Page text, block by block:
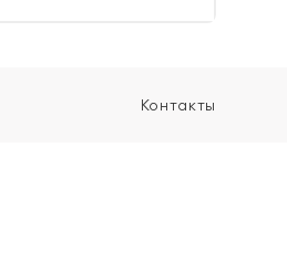
Контакты